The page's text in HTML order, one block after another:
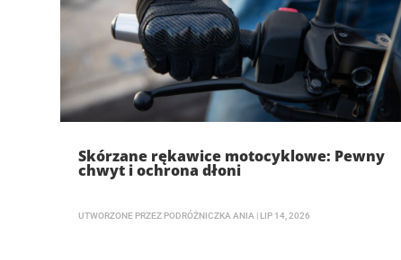
Skórzane rękawice motocyklowe: Pewny
chwyt i ochrona dłoni
UTWORZONE PRZEZ PODRÓŻNICZKA ANIA | LIP 14, 2026